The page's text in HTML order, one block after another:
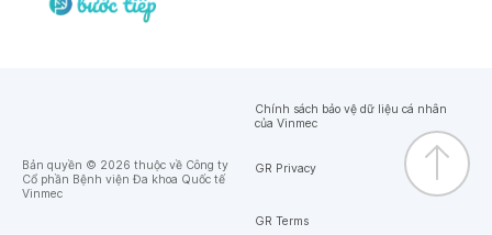
Bản quyền © 2026 thuộc về Công ty
Cổ phần Bệnh viện Đa khoa Quốc tế
Vinmec
Chính sách bảo vệ dữ liệu cá nhân
của Vinmec
GR Privacy
GR Terms